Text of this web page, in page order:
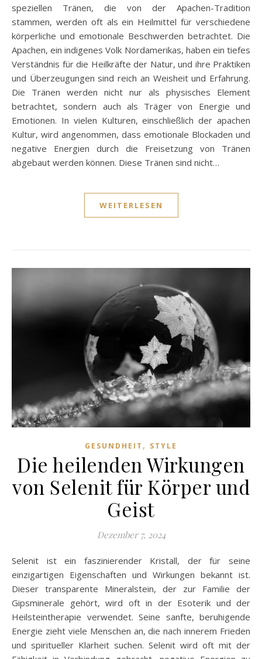
speziellen Tränen, die von der Apachen-Tradition
stammen, werden oft als ein Heilmittel für verschiedene
körperliche und emotionale Beschwerden betrachtet. Die
Apachen, ein indigenes Volk Nordamerikas, haben ein tiefes
Verständnis für die Heilkräfte der Natur, und ihre Praktiken
und Überzeugungen sind reich an Weisheit und Erfahrung.
Die Tränen werden nicht nur als physisches Element
betrachtet, sondern auch als Träger von Energie und
Emotionen. In vielen Kulturen, einschließlich der apachen
Kultur, wird angenommen, dass emotionale Blockaden und
negative Energien durch die Freisetzung von Tränen
abgebaut werden können. Diese Tränen sind nicht…
WEITERLESEN
GESUNDHEIT , STYLE
Die heilenden Wirkungen
von Selenit für Körper und
Geist
Dezember 7, 2024
Selenit ist ein faszinierender Kristall, der für seine
einzigartigen Eigenschaften und Wirkungen bekannt ist.
Dieser transparente Mineralstein, der zur Familie der
Gipsminerale gehört, wird oft in der Esoterik und der
Heilsteintherapie verwendet. Seine sanfte, beruhigende
Energie zieht viele Menschen an, die nach innerem Frieden
und spiritueller Klarheit suchen. Selenit wird oft mit der